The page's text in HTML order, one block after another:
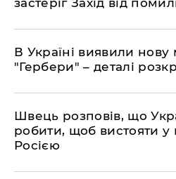
В Україні виявили нову
"Гербери" – деталі
Швець розповів, що
робити, щоб вистояти у
Росією